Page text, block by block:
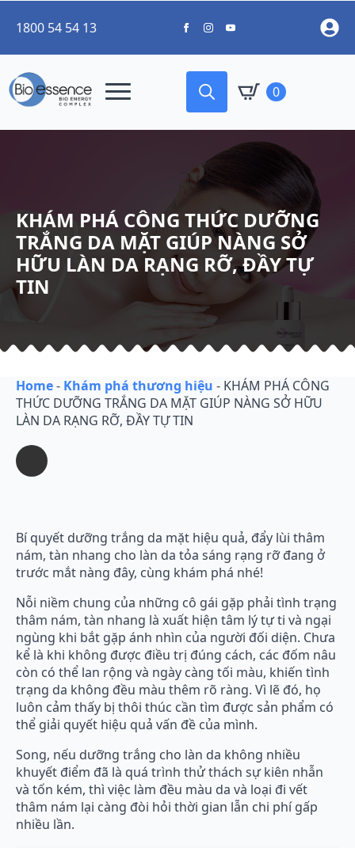
1800 54 54 13
0
KHÁM PHÁ CÔNG THỨC DƯỠNG
TRẮNG DA MẶT GIÚP NÀNG SỞ
HỮU LÀN DA RẠNG RỠ, ĐẦY TỰ
TIN
Home- Khám phá thương hiệu - KHÁM PHÁ CÔNG
THỨC DƯỠNG TRẮNG DA MẶT GIÚP NÀNG SỞ HỮU
LÀN DA RẠNG RỠ, ĐẦY TỰ TIN
Bí quyết dưỡng trắng da mặt hiệu quả, đẩy lùi thâm
nám, tàn nhang cho làn da tỏa sáng rạng rỡ đang ở
trước mắt nàng đây, cùng khám phá nhé!
Nỗi niềm chung của những cô gái gặp phải tình trạng
thâm nám, tàn nhang là xuất hiện tâm lý tự ti và ngại
ngùng khi bắt gặp ánh nhìn của người đối diện. Chưa
kể là khi không được điều trị đúng cách, các đốm nâu
còn có thể lan rộng và ngày càng tối màu, khiến tình
trạng da không đều màu thêm rõ ràng. Vì lẽ đó, họ
luôn cảm thấy bị thôi thúc cần tìm được sản phẩm có
thể giải quyết hiệu quả vấn đề của mình.
Song, nếu dưỡng trắng cho làn da không nhiều
khuyết điểm đã là quá trình thử thách sự kiên nhẫn
và tốn kém, thì việc làm đều màu da và loại đi vết
thâm nám lại càng đòi hỏi thời gian lẫn chi phí gấp
nhiều lần.